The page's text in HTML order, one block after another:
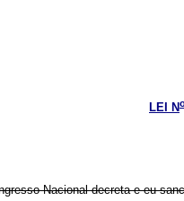
LEI N
Nacional decreta e eu